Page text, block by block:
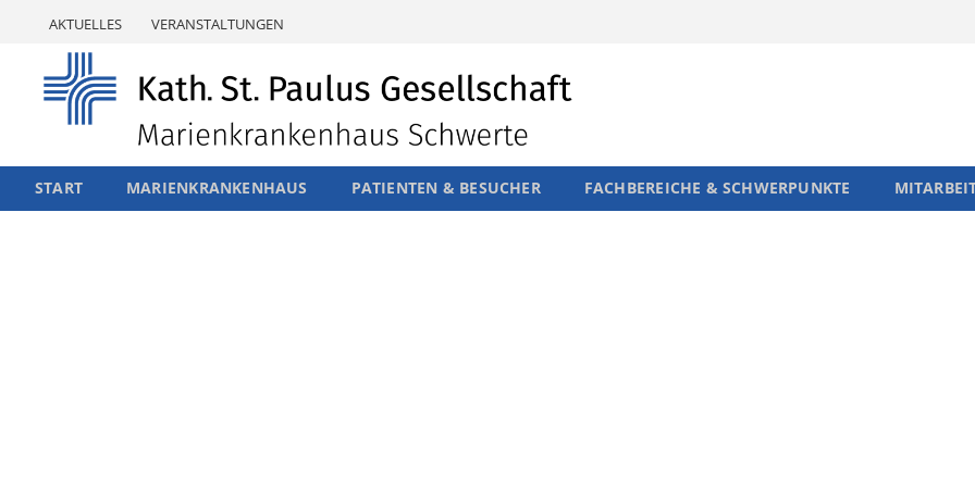
AKTUELLES VERANSTALTUNGEN
START MARIENKRANKENHAUS PATIENTEN & BESUCHER FACHBEREICHE & SCHWERPUNKTE